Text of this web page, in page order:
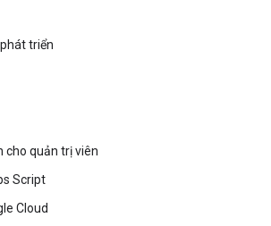
triển
cho quản trị viên
Script
Cloud